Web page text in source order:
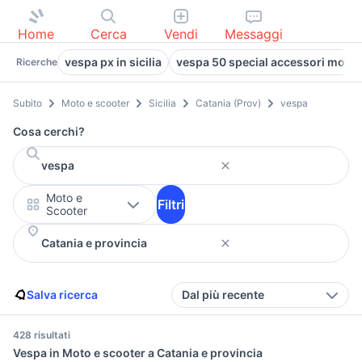
Home Cerca Vendi Messaggi
Ricerche vespa px in sicilia vespa 50 special accessori moto
Subito Moto e scooter Sicilia Catania (Prov) vespa
Cosa cerchi?
Moto e
Scooter
Filtri
Salva ricerca Dal più recente
428 risultati
Vespa in Moto e scooter a Catania e provincia